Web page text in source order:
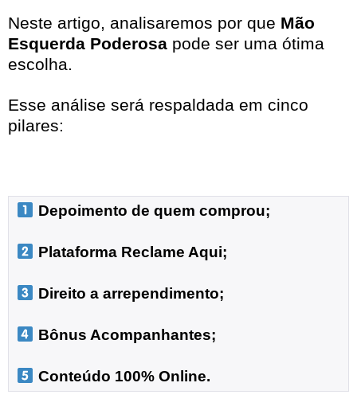
Neste artigo, analisaremos por que Mão
Esquerda Poderosa pode ser uma ótima
escolha.
Esse análise será respaldada em cinco
pilares:
Depoimento de quem comprou;
Plataforma Reclame Aqui;
Direito a arrependimento;
Bônus Acompanhantes;
Conteúdo 100% Online.